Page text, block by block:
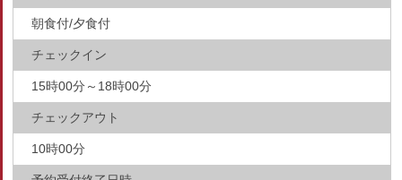
朝食付/夕食付
チェックイン
15時00分～18時00分
チェックアウト
10時00分